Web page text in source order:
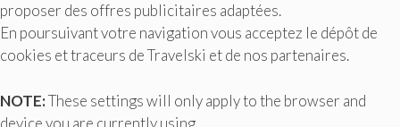
proposer des offres publicitaires adaptées.
En poursuivant votre navigation vous acceptez le dépôt de
cookies et traceurs de Travelski et de nos partenaires.
NOTE:These settings will only apply to the browser and
device you are currently using.